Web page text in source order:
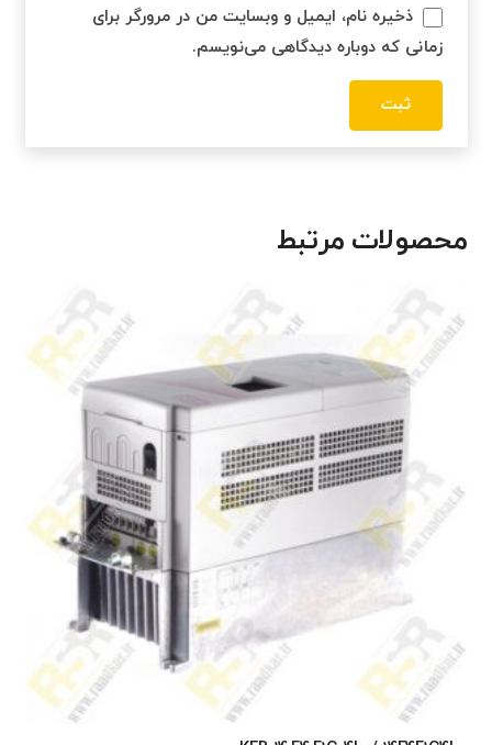
ذخیره نام، ایمیل و وبسایت من در مرورگر برای
زمانی که دوباره دیدگاهی می‌نویسم.
محصولات مرتبط